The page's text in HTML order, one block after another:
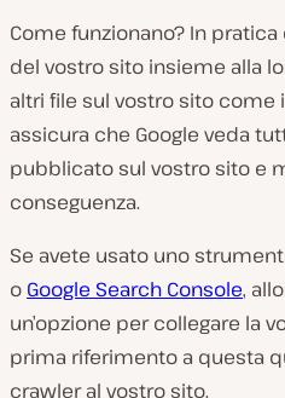
Come funzionano? In
del vostro sito insieme alla
altri file sul vostro sito come
assicura che Google veda
pubblicato sul vostro sito e
conseguenza.
Se avete usato uno
o Google Search Console,
un’opzione per collegare la
prima riferimento a questa
crawler al vostro sito.